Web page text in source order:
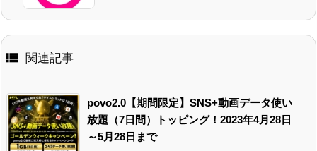
 関連記事
povo2.0【期間限定】SNS+動画データ使い
放題（7日間）トッピング！2023年4月28日
～5月28日まで